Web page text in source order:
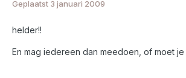
Geplaatst 3 januari 2009
helder!!
En mag iedereen dan meedoen, of moet